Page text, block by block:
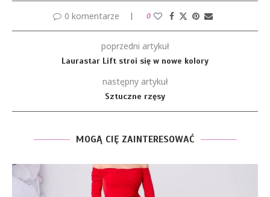
0 komentarze 0
poprzedni artykuł
Laurastar Lift stroi się w nowe kolory
następny artykuł
Sztuczne rzęsy
MOGĄ CIĘ ZAINTERESOWAĆ